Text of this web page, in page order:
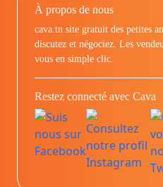
À propos de nous
cava.tn site gratuit des petites
discutez et négociez. Les
vous en simple clic.
Restez connecté avec Cava